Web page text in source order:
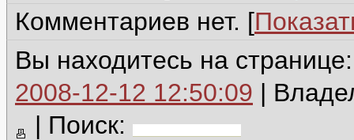
Комментариев нет. [
Вы находитесь на
2008-12-12 12:50:09 |
| Поиск: